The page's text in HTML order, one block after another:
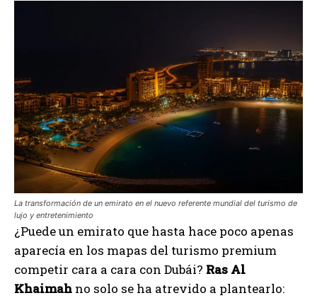
La transformación de un emirato en el nuevo referente mundial del turismo de
lujo y entretenimiento
¿Puede un emirato que hasta hace poco apenas
aparecía en los mapas del turismo premium
competir cara a cara con Dubái? Ras Al
Khaimah no solo se ha atrevido a plantearlo: